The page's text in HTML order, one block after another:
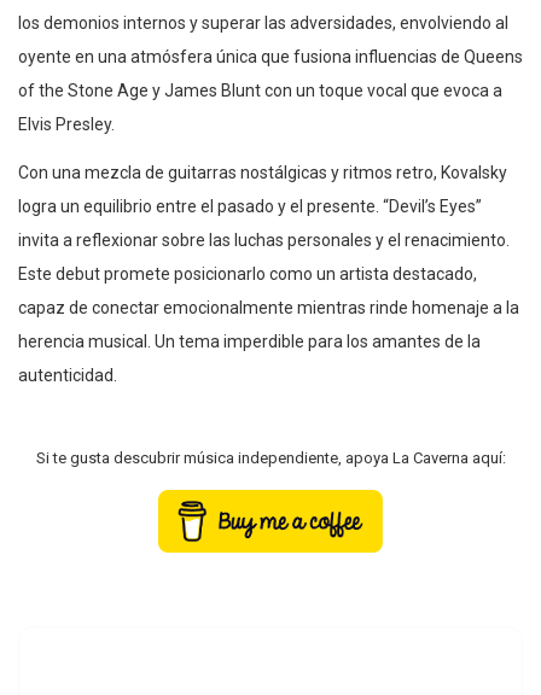
los demonios internos y superar las adversidades, envolviendo al
oyente en una atmósfera única que fusiona influencias de Queens
of the Stone Age y James Blunt con un toque vocal que evoca a
Elvis Presley.
Con una mezcla de guitarras nostálgicas y ritmos retro, Kovalsky
logra un equilibrio entre el pasado y el presente. “Devil’s Eyes”
invita a reflexionar sobre las luchas personales y el renacimiento.
Este debut promete posicionarlo como un artista destacado,
capaz de conectar emocionalmente mientras rinde homenaje a la
herencia musical. Un tema imperdible para los amantes de la
autenticidad.
Si te gusta descubrir música independiente, apoya La Caverna aquí: